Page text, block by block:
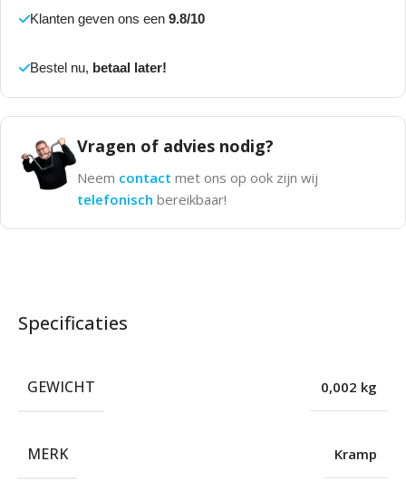
Klanten geven ons een 9.8/10
Bestel nu, betaal later!
Vragen of advies nodig?
Neem contact met ons op ook zijn wij
telefonisch bereikbaar!
Specificaties
GEWICHT 0,002 kg
MERK Kramp